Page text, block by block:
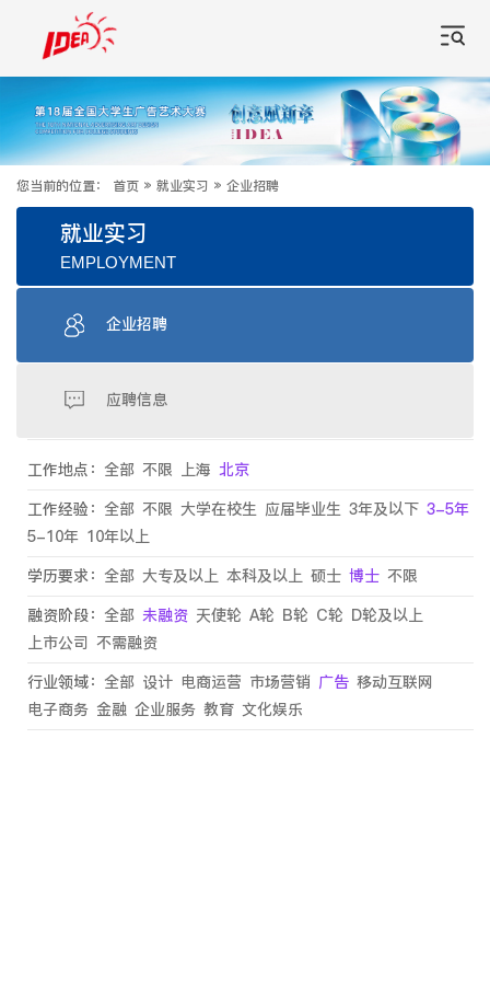
您当前的位置： 首页 » 就业实习 » 企业招聘
就业实习
EMPLOYMENT
企业招聘
应聘信息
工作地点： 全部 不限 上海 北京
工作经验： 全部 不限 大学在校生 应届毕业生 3年及以下 3-5年
5-10年 10年以上
学历要求： 全部 大专及以上 本科及以上 硕士 博士 不限
融资阶段： 全部 未融资 天使轮 A轮 B轮 C轮 D轮及以上
上市公司 不需融资
行业领域： 全部 设计 电商运营 市场营销 广告 移动互联网
电子商务 金融 企业服务 教育 文化娱乐